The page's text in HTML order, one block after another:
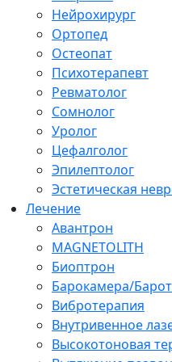
Нейрохирург
Ортопед
Остеопат
Психотерапевт
Ревматолог
Сомнолог
Уролог
Цефалголог
Эпилептолог
Эстетическая
Лечение
Авантрон
MAGNETOLITH
Биоптрон
Барокамера/
Вибротерапия
Внутривенное
Высокотоновая